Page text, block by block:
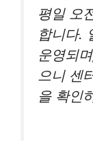
평일 오
합니다.
운영되
으니 센
을 확인